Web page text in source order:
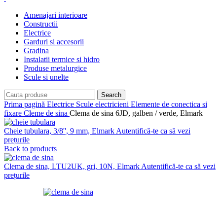
Amenajari interioare
Constructii
Electrice
Garduri si accesorii
Gradina
Instalatii termice si hidro
Produse metalurgice
Scule si unelte
Search
Prima pagină Electrice Scule electricieni Elemente de conectica si
fixare Cleme de sina Clema de sina 6JD, galben / verde, Elmark
Cheie tubulara, 3/8'', 9 mm, Elmark Autentifică-te ca să vezi
prețurile
Back to products
Clema de sina, LTU2UK, gri, 10N, Elmark Autentifică-te ca să vezi
prețurile